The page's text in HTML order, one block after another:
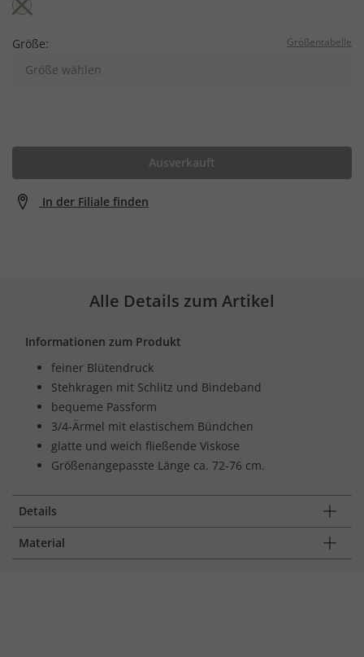
Größe: Größentabelle
Größe wählen
Ausverkauft
In der Filiale finden
Alle Details zum Artikel
Informationen zum Produkt
feiner Blütendruck
Stehkragen mit Schlitz und Bindeband
bequeme Passform
3/4-Ärmel mit elastischem Bündchen
glatte und weich fließende Viskose
Größenangepasste Länge ca. 72-76 cm.
Details
Material